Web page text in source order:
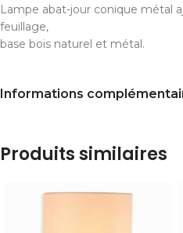
Lampe abat-jour conique métal
feuillage,
base bois naturel et métal.
Informations
Produits similaires